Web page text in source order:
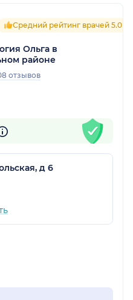
Средний рейтинг врачей 5.0
Ольга в
районе
отзывов
д 6